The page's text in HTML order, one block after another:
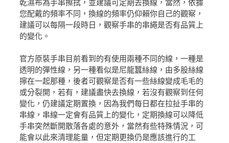
乾濕布為手串擦拭，並建議可定期去換線，當然，依據
您配戴的頻率不同，換線的頻率仍仰賴你自己的觀察，
建議可以每隔一段時日，觀察手串的串繩是否有品質上
的變化。
官方原裝手串目前看到的有使用兩種不同的線，一種是
透明的彈性線，另一種看似是尼龍蠶絲線，由多股絲線
擰在一起那種，後者可觀察是否有一些絲線變成毛毛的
或分裂開，若有，建議盡快去換線，若沒有觀察到任何
變化，仍建議定期置換，因為我們每日都在拉扯手串的
串線，串線一定會有品質上的變化，定期換線可以降低
手串突然斷開散落各處的意外，當然有些特殊情況，可
能會以此來清理能量，但定期更換仍是應該進行的工